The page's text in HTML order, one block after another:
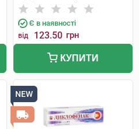
Є в наявності
від 123.50 грн
КУПИТИ
NEW